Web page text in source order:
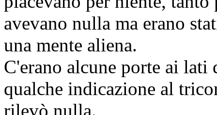
avevano nulla ma erano
una mente aliena.
C'erano alcune porte ai
qualche indicazione al
rilevò nulla.